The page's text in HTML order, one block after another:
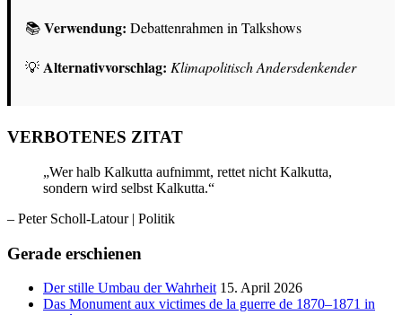
📚Verwendung: Debattenrahmen in Talkshows
💡Alternativvorschlag: Klimapolitisch Andersdenkender
VERBOTENES ZITAT
„Wer halb Kalkutta aufnimmt, rettet nicht Kalkutta,
sondern wird selbst Kalkutta.“
– Peter Scholl-Latour | Politik
Gerade erschienen
Der stille Umbau der Wahrheit 15. April 2026
Das Monument aux victimes de la guerre de 1870–1871 in